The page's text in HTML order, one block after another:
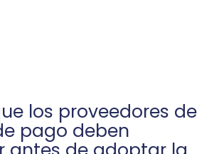
los proveedores de
pago deben